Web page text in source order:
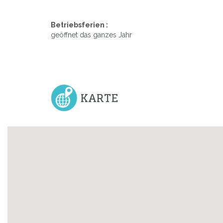
Previous
Betriebsferien :
geöffnet das ganzes Jahr
KARTE